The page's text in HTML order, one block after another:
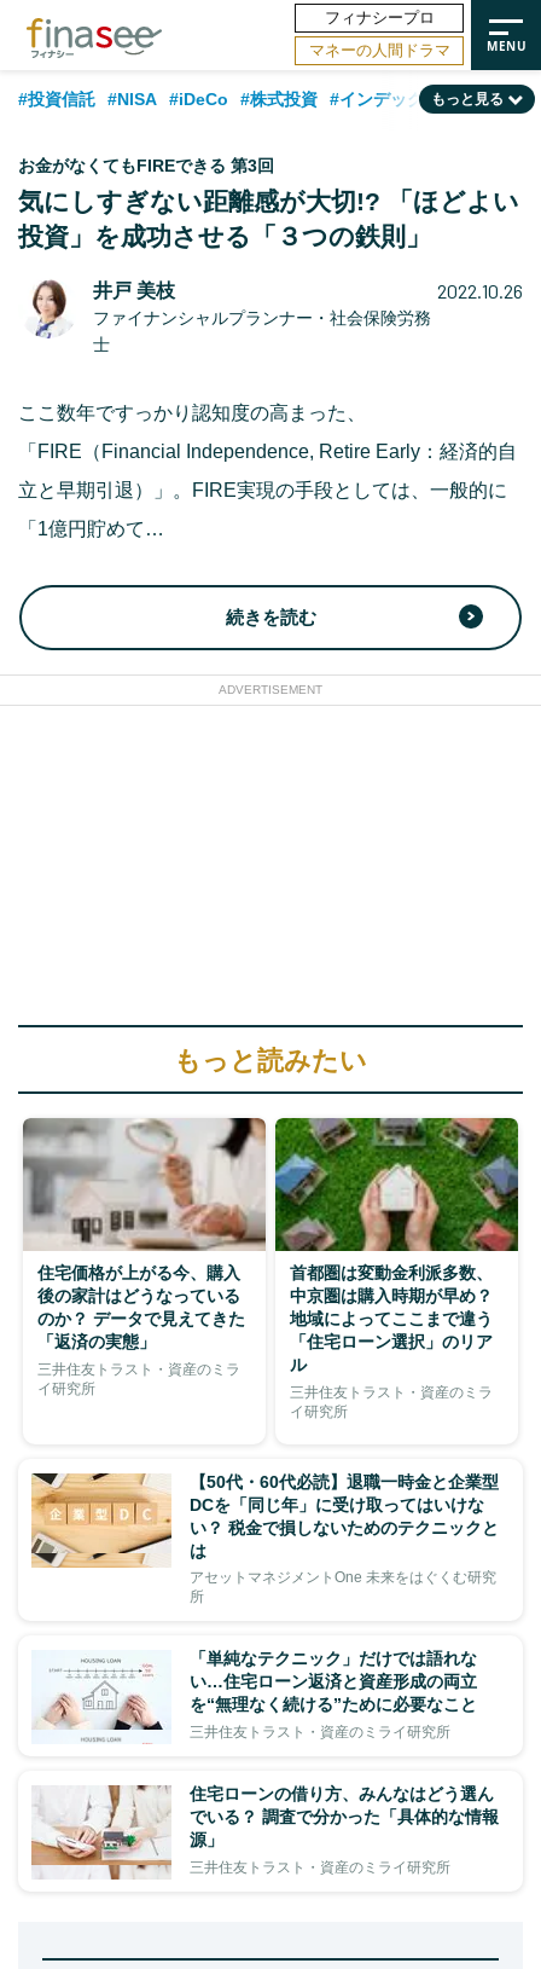
フィナシープロ
マネーの人間ドラマ
#投資信託 #NISA #iDeCo #株式投資 #インデックスファンド
#日本株 #公的年金 #30代 #40代 #50代 #金融用語解説
#資産運用業界 #老後 #海外事情 #積立投資
#フィナンシャル・ウェルビーイング #国内株式型
#60代
もっと見る
お金がなくてもFIREできる 第3回
気にしすぎない距離感が大切!? 「ほどよい
投資」を成功させる「３つの鉄則」
井戸 美枝
ファイナンシャルプランナー・社会保険労務
士
2022.10.26
ここ数年ですっかり認知度の高まった、
「FIRE（Financial Independence, Retire Early：経済的自
立と早期引退）」。FIRE実現の手段としては、一般的に
「1億円貯めて…
続きを読む
ADVERTISEMENT
もっと読みたい
住宅価格が上がる今、購入
後の家計はどうなっている
のか？ データで見えてきた
「返済の実態」
三井住友トラスト・資産のミラ
イ研究所
首都圏は変動金利派多数、
中京圏は購入時期が早め？
地域によってここまで違う
「住宅ローン選択」のリア
ル
三井住友トラスト・資産のミラ
イ研究所
【50代・60代必読】退職一時金と企業型
DCを「同じ年」に受け取ってはいけな
い？ 税金で損しないためのテクニックと
は
アセットマネジメントOne 未来をはぐくむ研究
所
「単純なテクニック」だけでは語れな
い…住宅ローン返済と資産形成の両立
を“無理なく続ける”ために必要なこと
三井住友トラスト・資産のミライ研究所
住宅ローンの借り方、みんなはどう選ん
でいる？ 調査で分かった「具体的な情報
源」
三井住友トラスト・資産のミライ研究所